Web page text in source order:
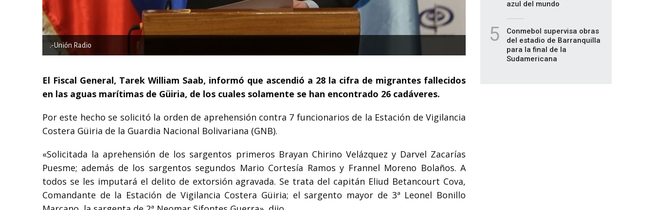
.-Unión Radio
El Fiscal General, Tarek William Saab, informó que ascendió a 28 la cifra de migrantes fallecidos
en las aguas marítimas de Güiria, de los cuales solamente se han encontrado 26 cadáveres.
Por este hecho se solicitó la orden de aprehensión contra 7 funcionarios de la Estación de Vigilancia
Costera Güiria de la Guardia Nacional Bolivariana (GNB).
«Solicitada la aprehensión de los sargentos primeros Brayan Chirino Velázquez y Darvel Zacarías
Puesme; además de los sargentos segundos Mario Cortesía Ramos y Frannel Moreno Bolaños. A
todos se les imputará el delito de extorsión agravada. Se trata del capitán Eliud Betancourt Cova,
Comandante de la Estación de Vigilancia Costera Güiria; el sargento mayor de 3ª Leonel Bonillo
azul del mundo
5
Conmebol supervisa obras
del estadio de Barranquilla
para la final de la
Sudamericana